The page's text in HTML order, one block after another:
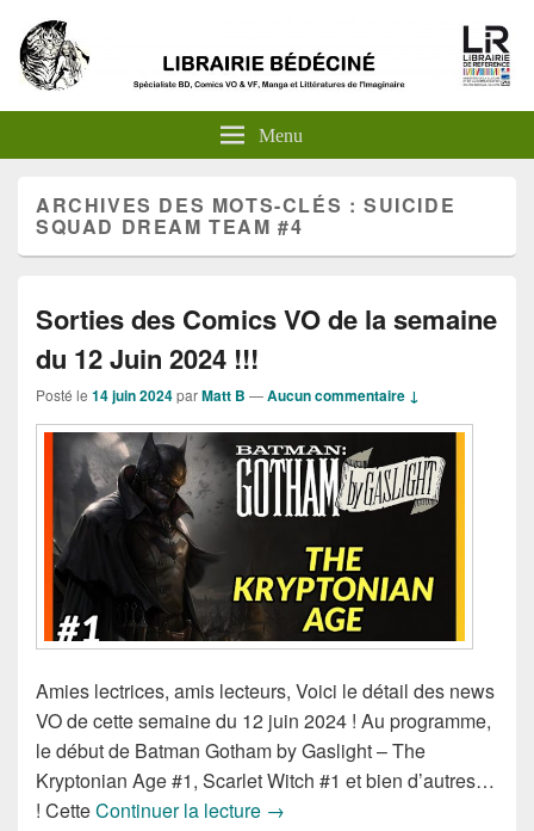
Menu
ARCHIVES DES MOTS-CLÉS :SUICIDE
SQUAD DREAM TEAM #4
Sorties des Comics VO de la semaine
du 12 Juin 2024 !!!
Posté le 14 juin 2024parMatt B —Aucun commentaire ↓
Amies lectrices, amis lecteurs, Voici le détail des news
VO de cette semaine du 12 juin 2024 ! Au programme,
le début de Batman Gotham by Gaslight – The
Kryptonian Age #1, Scarlet Witch #1 et bien d’autres…
! CetteContinuer la lecture Sorties des Comics VO de la
→